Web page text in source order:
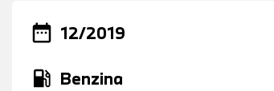
date_range 12/2019
local_gas_station Benzina